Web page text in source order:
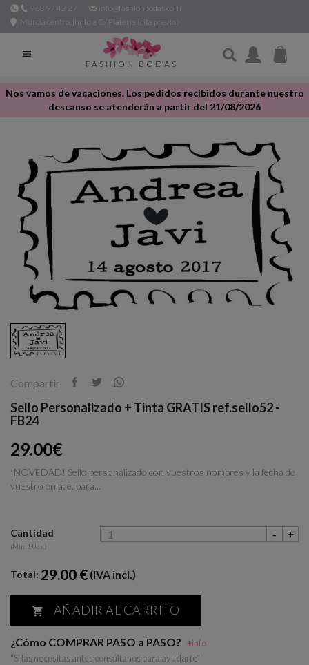
968 97 42 27
info@fashionbodas.com
Murcia centro, junto a C/ Platería (cita previa)

FASHION BODAS
Nos vamos de vacaciones. Los pedidos recibidos durante nuestro
descanso se atenderán a partir del 21/08/2026
Compartir
Sello Personalizado + Tinta GRATIS ref.sello52 -
FB24
29.00€
¡NOVEDAD! Sello personalizado con vuestros nombres y la fecha de
vuestro enlace, para...
Cantidad
(Min. 1 Uds.)
Total: 29.00 € (IVA incl.)
 AÑADIR AL CARRITO
¿Cómo COMPRAR PASO a PASO? +info
“Si las necesitas antes consúltanos para ayudarte”